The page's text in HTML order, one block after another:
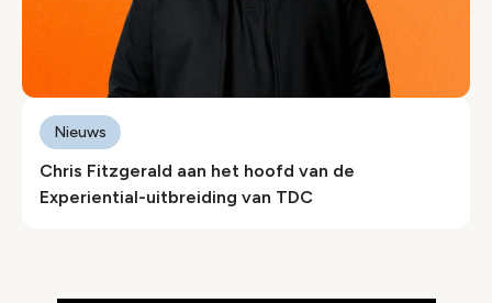
Chris Fitzgerald aan het hoofd van de
Experiential-uitbreiding van TDC
Nieuws